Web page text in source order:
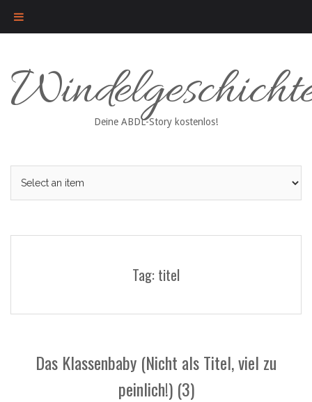
content
Deine ABDL-Story kostenlos!
Tag: titel
Das Klassenbaby (Nicht als Titel, viel zu
peinlich!) (3)